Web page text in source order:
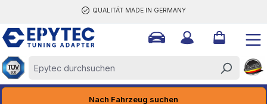
QUALITÄT MADE IN GERMANY
Nach Fahrzeug suchen